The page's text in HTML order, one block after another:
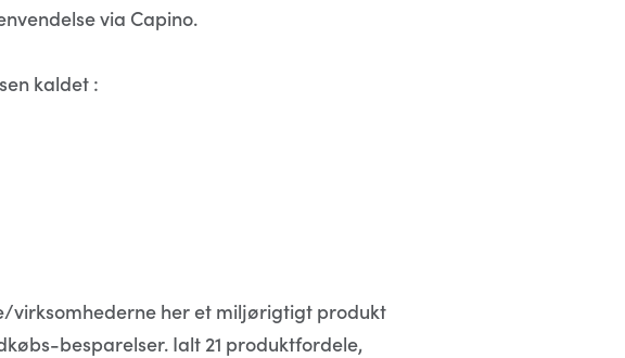
via Capino.
kaldet :
virksomhederne her et miljørigtigt produkt
besparelser. Ialt 21 produktfordele,